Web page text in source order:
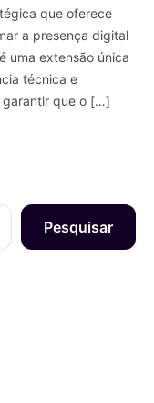
que oferece
a presença digital
uma extensão única
técnica e
garantir que o […]
Pesquisar